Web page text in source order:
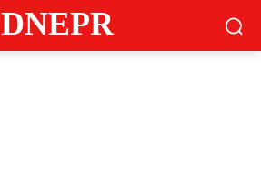
DNEPR